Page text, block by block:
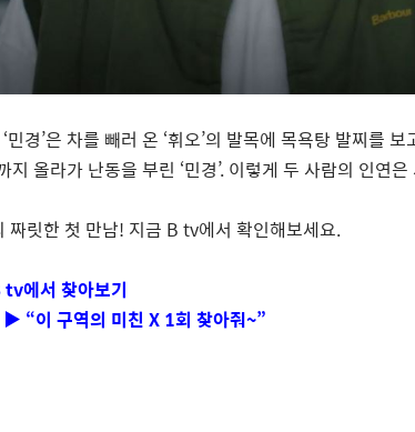
‘민경’은 차를 빼러 온 ‘휘오’의 발목에 목욕탕 발찌를
지 올라가 난동을 부린 ‘민경’. 이렇게 두 사람의 인연
짜릿한 첫 만남! 지금 B tv에서 확인해보세요.
tv에서 찾아보기
▶ “이 구역의 미친 X 1회 찾아줘~”